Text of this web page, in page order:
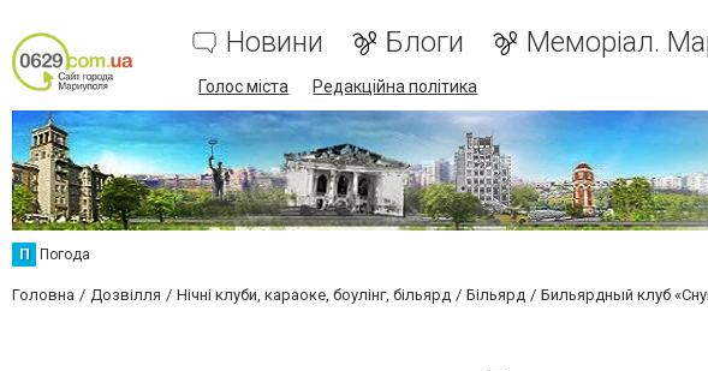
Новини Блоги Меморіал.
Голос міста Редакційна політика
П Погода
Головна Дозвілля Нічні клуби, караоке, боулінг, більярд Більярд Бильярдный клуб